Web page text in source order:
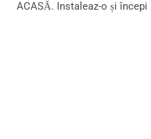
ACASĂ. Instaleaz-o și începi